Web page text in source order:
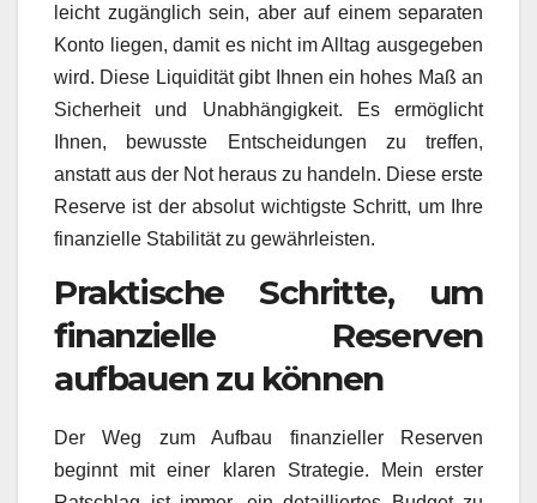
leicht zugänglich sein, aber auf einem separaten
Konto liegen, damit es nicht im Alltag ausgegeben
wird. Diese Liquidität gibt Ihnen ein hohes Maß an
Sicherheit und Unabhängigkeit. Es ermöglicht
Ihnen, bewusste Entscheidungen zu treffen,
anstatt aus der Not heraus zu handeln. Diese erste
Reserve ist der absolut wichtigste Schritt, um Ihre
finanzielle Stabilität zu gewährleisten.
Praktische Schritte, um
finanzielle Reserven
aufbauen zu können
Der Weg zum Aufbau finanzieller Reserven
beginnt mit einer klaren Strategie. Mein erster